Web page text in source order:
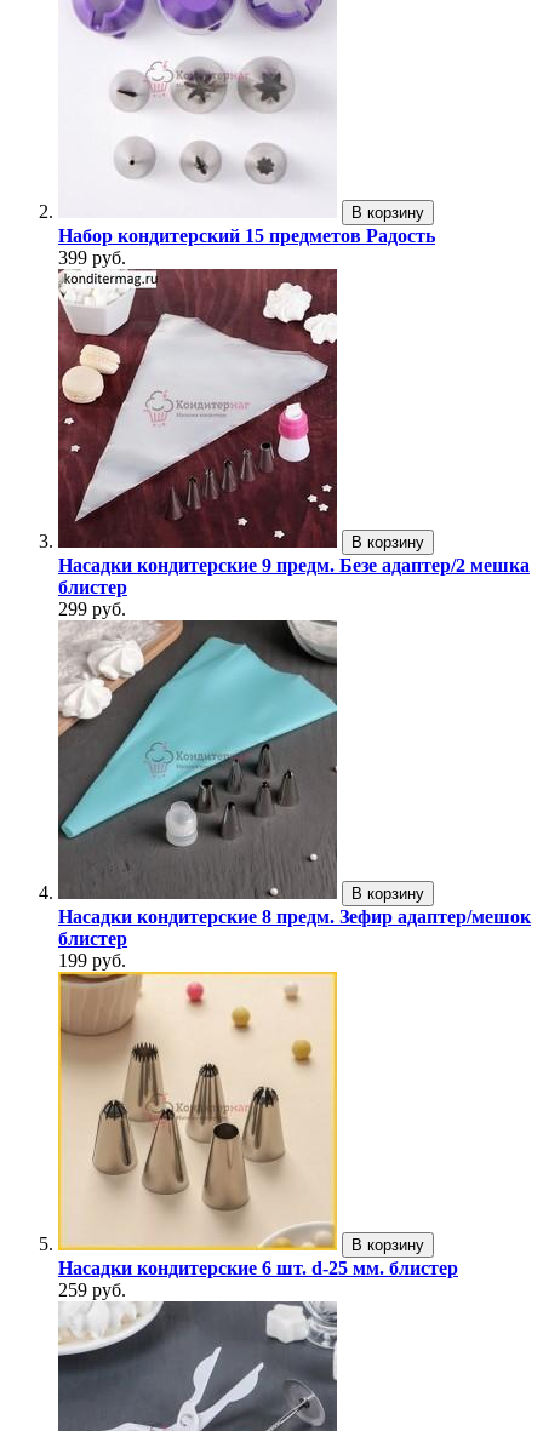
В корзину
Набор кондитерский 15 предметов Радость
399 руб.
В корзину
Насадки кондитерские 9 предм. Безе адаптер/2 мешка
блистер
299 руб.
В корзину
Насадки кондитерские 8 предм. Зефир адаптер/мешок
блистер
199 руб.
В корзину
Насадки кондитерские 6 шт. d-25 мм. блистер
259 руб.